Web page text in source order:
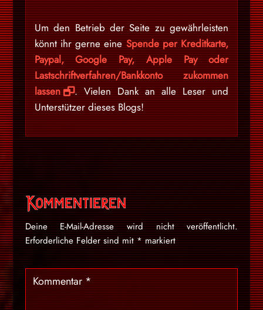
Um den Betrieb der Seite zu gewährleisten
könnt ihr gerne eineSpende per Kreditkarte,
Paypal, Google Pay, Apple Pay oder
Lastschriftverfahren/Bankkonto zukommen
lassen
. Vielen Dank an alle Leser und
Unterstützer dieses Blogs!
Kommentieren
Deine E-Mail-Adresse wird nicht veröffentlicht.
Erforderliche Felder sind mit*markiert